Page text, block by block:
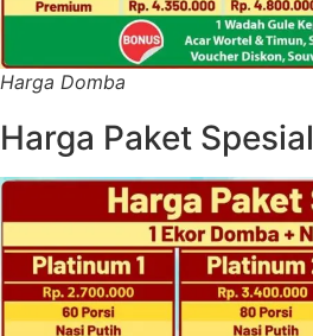
Harga Domba
Harga Paket Spesial